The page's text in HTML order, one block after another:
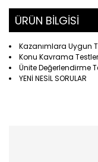
ÜRÜN BİLGİSİ
Kazanımlara Uygun
Konu Kavrama
Ünite Değerlendirme
YENİ NESİL SORULAR